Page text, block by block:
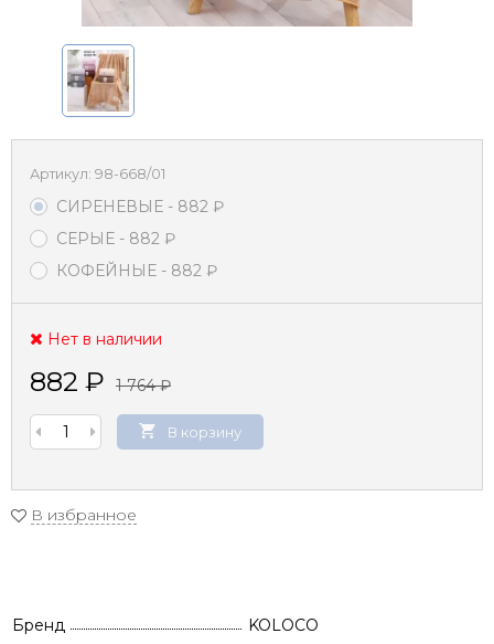
Артикул: 98-668/01
СИРЕНЕВЫЕ - 882 ₽
СЕРЫЕ - 882 ₽
КОФЕЙНЫЕ - 882 ₽
Нет в наличии
882 ₽ 1 764₽
В корзину
В избранное
Бренд
KOLOCO